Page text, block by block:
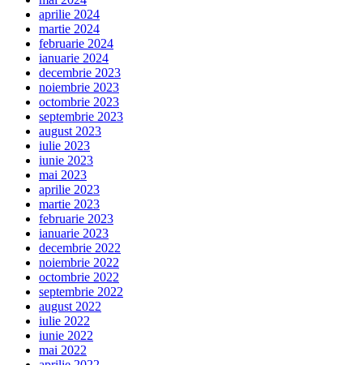
aprilie 2024
martie 2024
februarie 2024
ianuarie 2024
decembrie 2023
noiembrie 2023
octombrie 2023
septembrie 2023
august 2023
iulie 2023
iunie 2023
mai 2023
aprilie 2023
martie 2023
februarie 2023
ianuarie 2023
decembrie 2022
noiembrie 2022
octombrie 2022
septembrie 2022
august 2022
iulie 2022
iunie 2022
mai 2022